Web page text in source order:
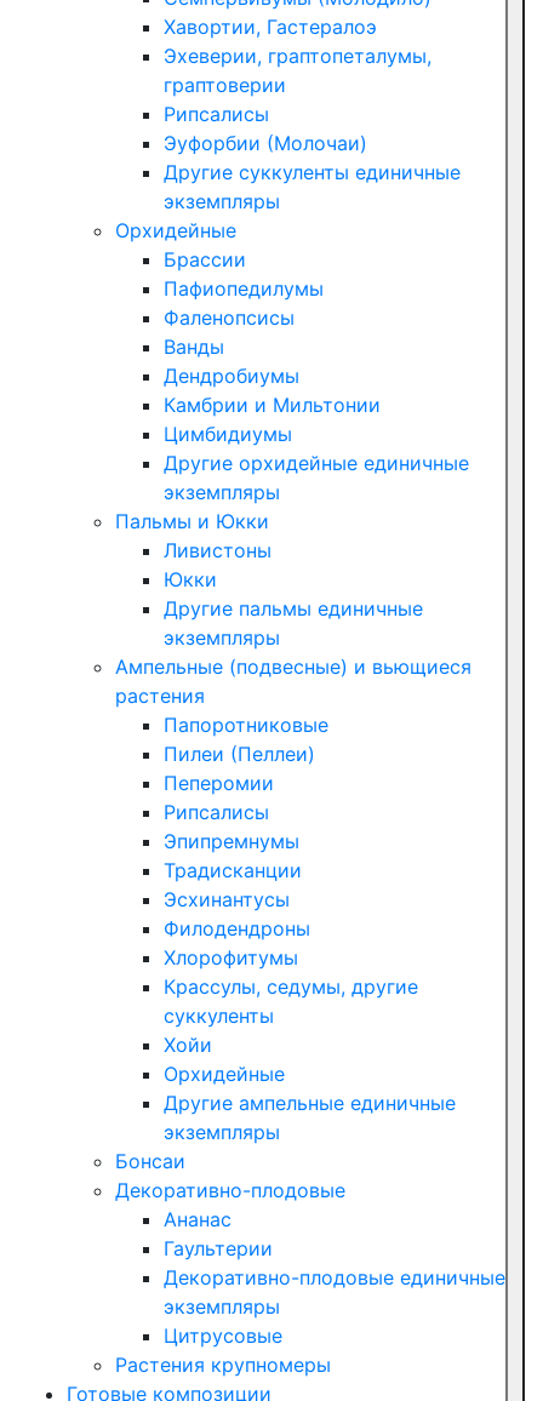
Хавортии, Гастералоэ
Эхеверии, граптопеталумы,
граптоверии
Рипсалисы
Эуфорбии (Молочаи)
Другие суккуленты единичные
экземпляры
Орхидейные
Брассии
Пафиопедилумы
Фаленопсисы
Ванды
Дендробиумы
Камбрии и Мильтонии
Цимбидиумы
Другие орхидейные единичные
экземпляры
Пальмы и Юкки
Ливистоны
Юкки
Другие пальмы единичные
экземпляры
Ампельные (подвесные) и вьющиеся
растения
Папоротниковые
Пилеи (Пеллеи)
Пеперомии
Рипсалисы
Эпипремнумы
Традисканции
Эсхинантусы
Филодендроны
Хлорофитумы
Крассулы, седумы, другие
суккуленты
Хойи
Орхидейные
Другие ампельные единичные
экземпляры
Бонсаи
Декоративно-плодовые
Ананас
Гаультерии
Декоративно-плодовые единичные
экземпляры
Цитрусовые
Растения крупномеры
Готовые композиции